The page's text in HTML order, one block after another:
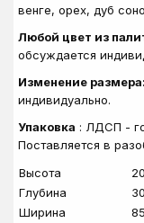
венге, орех, дуб
Любой цвет из
обсуждается
Изменение размера:
индивидуально.
Упаковка : ЛДСП -
Поставляется в
Высота
Глубина
Ширина